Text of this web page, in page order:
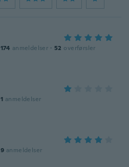
174 anmeldelser · 52 overførsler
1 anmeldelser
9 anmeldelser